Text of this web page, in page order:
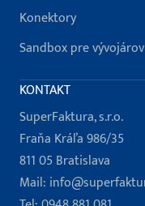
Konektory
Sandbox pre vývojárov
KONTAKT
SuperFaktura, s.r.o.
Fraňa Kráľa 986/35
811 05 Bratislava
Mail: